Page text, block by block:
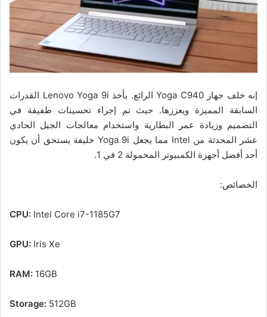
إنه خلف جهاز Yoga C940 الرائع. يأخذ Lenovo Yoga 9i القدرات
السابقة المميزة ويعززها. حيث تم إجراء تحسينات طفيفة في
التصميم وزيادة عمر البطارية واستخدام معالجات الجيل الحادي
عشر المحدثة من Intel مما يجعل Yoga 9i خليفة يستحق أن يكون
أحد أفضل أجهزة الكمبيوتر المحمولة 2 في 1.
الخصائص:
CPU: Intel Core i7-1185G7
GPU: Iris Xe
RAM: 16GB
Storage: 512GB